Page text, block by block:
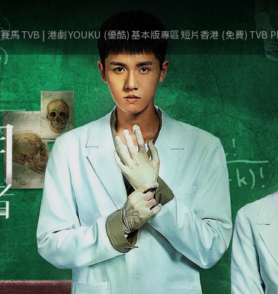
賽馬TVB | 港劇YOUKU (優酷)基本版專區短片香港 (免費) TVB